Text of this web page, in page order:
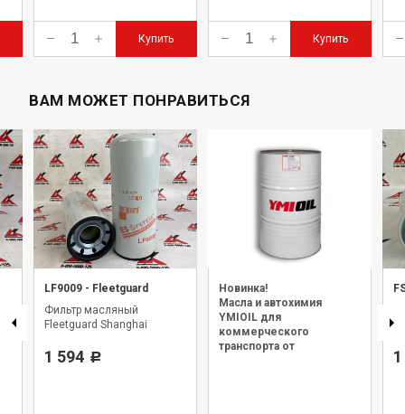
Купить Купить
ВАМ МОЖЕТ ПОНРАВИТЬСЯ
LF9009 - Fleetguard
Фильтр масляный
Fleetguard Shanghai
1 594 Р
Новинка!
Масла и автохимия
YMIOIL для
коммерческого
транспорта от